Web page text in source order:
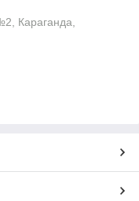
Караганда,